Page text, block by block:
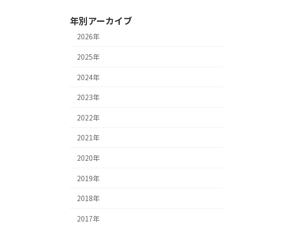
年別アーカイブ
2026年
2025年
2024年
2023年
2022年
2021年
2020年
2019年
2018年
2017年